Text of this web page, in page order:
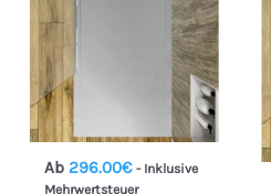
Ab 296.00€ - Inklusive
Mehrwertsteuer